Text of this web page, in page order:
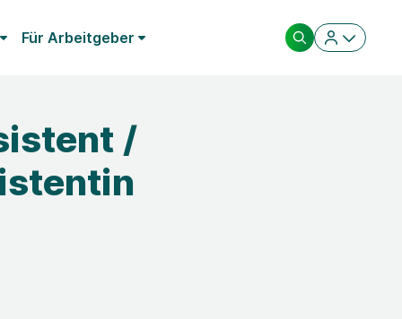
Für Arbeitgeber
/